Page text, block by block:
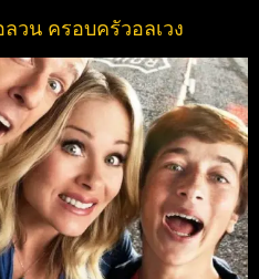
วน ครอบครัวอลเวง